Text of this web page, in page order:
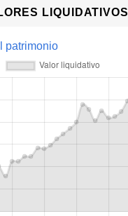
LIQUIDATIVOS
patrimonio